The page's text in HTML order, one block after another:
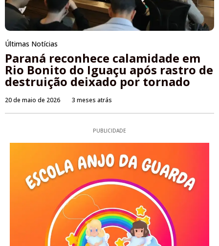
Últimas Notícias
Paraná reconhece calamidade em
Rio Bonito do Iguaçu após rastro de
destruição deixado por tornado
20 de maio de 2026 3 meses atrás
PUBLICIDADE